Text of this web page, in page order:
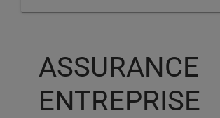
ASSURANCE
ENTREPRISE